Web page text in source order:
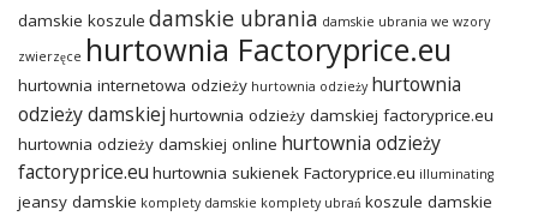
damskie koszule damskie ubrania damskie ubrania we wzory
zwierzęce hurtownia Factoryprice.eu
hurtownia internetowa odzieży hurtownia odzieży hurtownia
odzieży damskiej hurtownia odzieży damskiej factoryprice.eu
hurtownia odzieży damskiej online hurtownia odzieży
factoryprice.eu hurtownia sukienek Factoryprice.eu illuminating
jeansy damskie komplety damskie komplety ubrań koszule damskie